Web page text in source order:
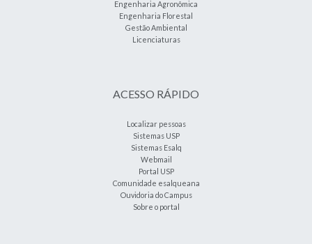
Engenharia Agronômica
Engenharia Florestal
Gestão Ambiental
Licenciaturas
ACESSO RÁPIDO
Localizar pessoas
Sistemas USP
Sistemas Esalq
Webmail
Portal USP
Comunidade esalqueana
Ouvidoria do Campus
Sobre o portal